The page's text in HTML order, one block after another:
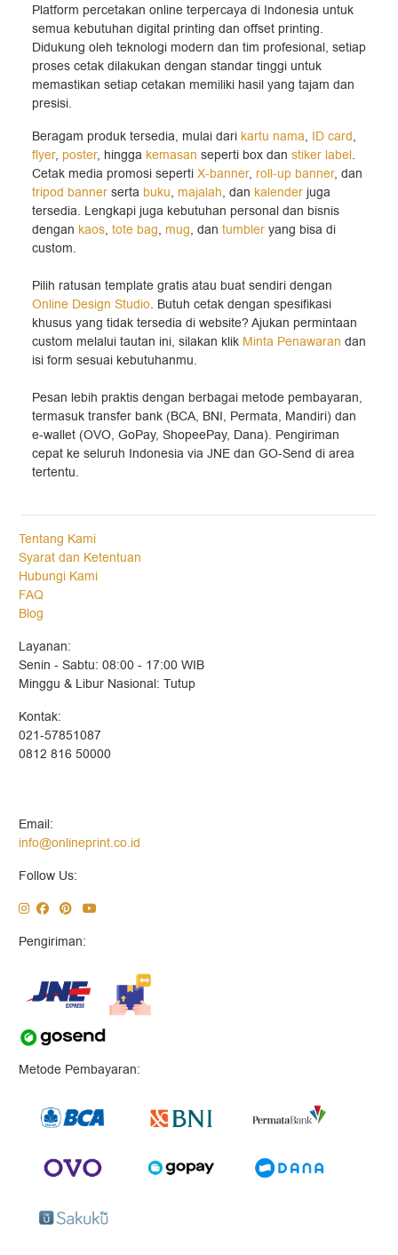
Platform percetakan online terpercaya di Indonesia untuk
semua kebutuhan digital printing dan offset printing.
Didukung oleh teknologi modern dan tim profesional, setiap
proses cetak dilakukan dengan standar tinggi untuk
memastikan setiap cetakan memiliki hasil yang tajam dan
presisi.
Beragam produk tersedia, mulai dari kartu nama, ID card,
flyer, poster, hingga kemasan seperti box dan stiker label.
Cetak media promosi seperti X-banner, roll-up banner, dan
tripod banner serta buku, majalah, dan kalender juga
tersedia. Lengkapi juga kebutuhan personal dan bisnis
dengan kaos, tote bag, mug, dan tumbler yang bisa di
custom.
Pilih ratusan template gratis atau buat sendiri dengan
Online Design Studio. Butuh cetak dengan spesifikasi
khusus yang tidak tersedia di website? Ajukan permintaan
custom melalui tautan ini, silakan klik Minta Penawaran dan
isi form sesuai kebutuhanmu.
Pesan lebih praktis dengan berbagai metode pembayaran,
termasuk transfer bank (BCA, BNI, Permata, Mandiri) dan
e-wallet (OVO, GoPay, ShopeePay, Dana). Pengiriman
cepat ke seluruh Indonesia via JNE dan GO-Send di area
tertentu.
Tentang Kami
Syarat dan Ketentuan
Hubungi Kami
FAQ
Blog
Layanan:
Senin - Sabtu: 08:00 - 17:00 WIB
Minggu & Libur Nasional: Tutup
Kontak:
021-57851087
0812 816 50000
Email:
info@onlineprint.co.id
Follow Us:
Pengiriman:
Metode Pembayaran: